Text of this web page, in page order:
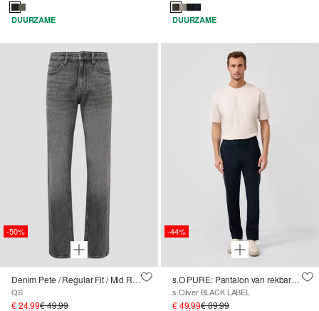
DUURZAME DUURZAME
-50%
Denim Pete / Regular Fit / Mid Rise / Rechte Pijp
QS
€ 24,99€ 49,99
-44%
s.O PURE: Pantalon van rekbare linnenmix
s.Oliver BLACK LABEL
€ 49,99€ 89,99